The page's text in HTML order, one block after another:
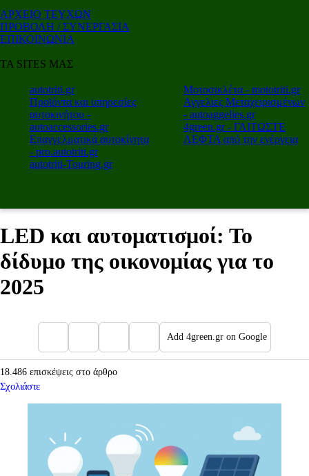
ΑΡΧΕΙΟ ΤΕΥΧΩΝ
ΠΡΟΒΟΛΗ / ΣΥΝΕΡΓΑΣΙΑ
ΕΠΙΚΟΙΝΩΝΙΑ
ΤΑ SITES ΜΑΣ
autotriti.gr
Προϊόντα και υπηρεσίες
αυτοκινήτου -
autoaccessories.gr
Επαγγελματικά αυτοκίνητα
- pro.autotriti.gr
autotriti-Touring.gr
Μοτοσικλέτα - mototriti.gr
Αγγελιες Μεταχειρισμένων
- autoaggelies.gr
4green.gr - ΓΛΙΤΩΣΤΕ
ΛΕΦΤΑ από την ενέργεια
LED και αυτοματισμοί: Το
δίδυμο της οικονομίας για το
2025
Add 4green.gr on Google
18.486 επισκέψεις στο άρθρο
Σχολιάστε